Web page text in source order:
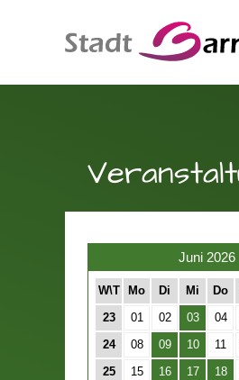
Juni 2026
W\T Mo Di Mi Do
23 01 02 03 04
24 08 09 10 11
25 15 16 17 18